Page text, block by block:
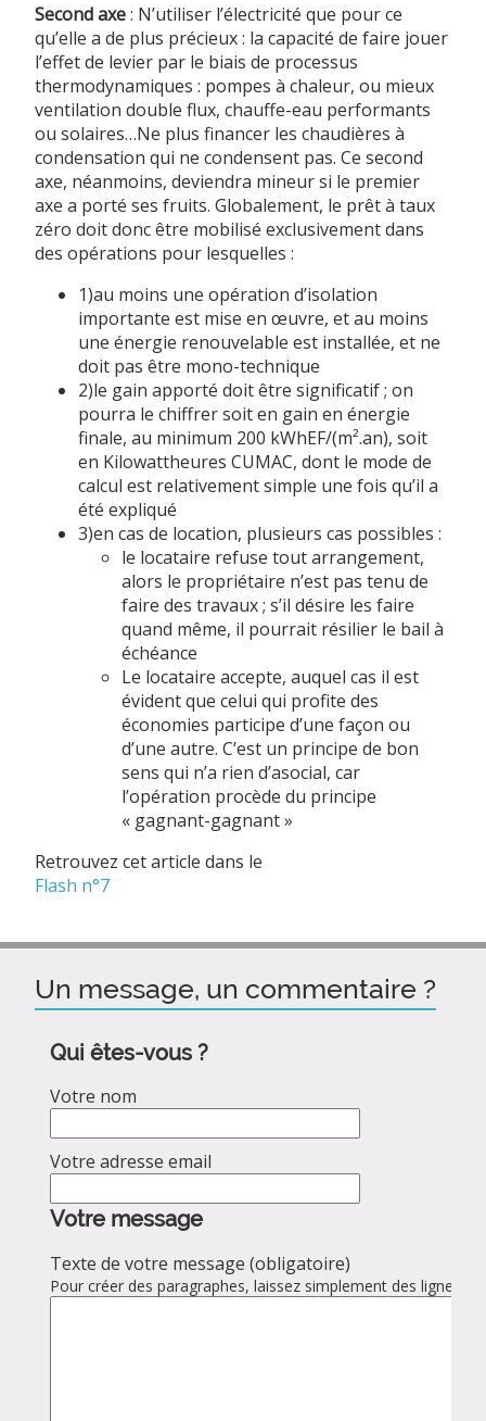
Second axe: N’utiliser l’électricité que pour ce
qu’elle a de plus précieux : la capacité de faire jouer
l’effet de levier par le biais de processus
thermodynamiques : pompes à chaleur, ou mieux
ventilation double flux, chauffe-eau performants
ou solaires…Ne plus financer les chaudières à
condensation qui ne condensent pas. Ce second
axe, néanmoins, deviendra mineur si le premier
axe a porté ses fruits. Globalement, le prêt à taux
zéro doit donc être mobilisé exclusivement dans
des opérations pour lesquelles :
1)au moins une opération d’isolation
importante est mise en œuvre, et au moins
une énergie renouvelable est installée, et ne
doit pas être mono-technique
2)le gain apporté doit être significatif ; on
pourra le chiffrer soit en gain en énergie
finale, au minimum 200 kWhEF/(m².an), soit
en Kilowattheures CUMAC, dont le mode de
calcul est relativement simple une fois qu’il a
été expliqué
3)en cas de location, plusieurs cas possibles :
le locataire refuse tout arrangement,
alors le propriétaire n’est pas tenu de
faire des travaux ; s’il désire les faire
quand même, il pourrait résilier le bail à
échéance
Le locataire accepte, auquel cas il est
évident que celui qui profite des
économies participe d’une façon ou
d’une autre. C’est un principe de bon
sens qui n’a rien d’asocial, car
l’opération procède du principe
« gagnant-gagnant »
Retrouvez cet article dans le
Flash n°7
Un message, un commentaire ?
Qui êtes-vous ?
Votre nom
Votre adresse email
Votre message
Texte de votre message (obligatoire)
Pour créer des paragraphes, laissez simplement des lignes